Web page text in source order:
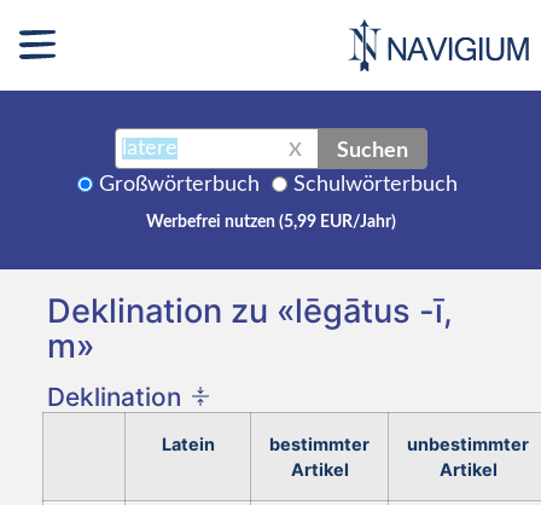
X Suchen
Großwörterbuch Schulwörterbuch
Werbefrei nutzen (5,99 EUR/Jahr)
Deklination zu «lēgātus -ī,
m»
Deklination
Latein
bestimmter
Artikel
unbestimmter
Artikel